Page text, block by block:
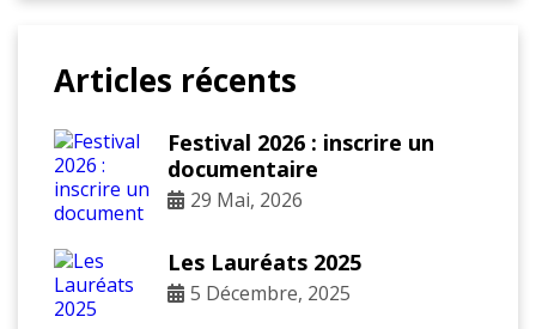
Articles récents
Festival 2026 : inscrire un
documentaire
29 Mai, 2026
Les Lauréats 2025
5 Décembre, 2025